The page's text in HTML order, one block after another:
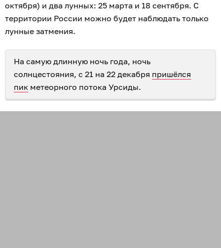
октября) и два лунных: 25 марта и 18 сентября. С
территории России можно будет наблюдать только
лунные затмения.
На самую длинную ночь года, ночь
солнцестояния, с 21 на 22 декабря пришёлся
пик метеорного потока Урсиды.